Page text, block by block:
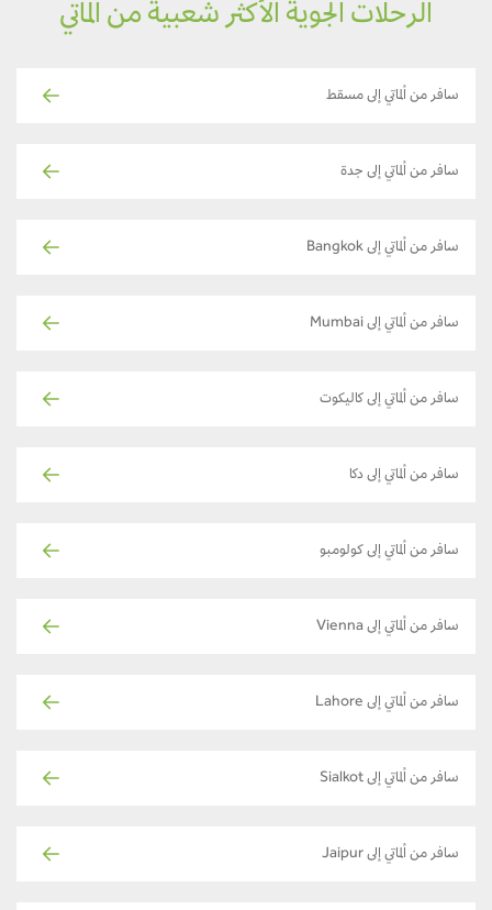
الرحلات الجوية الأكثر شعبية من ألماتي
سافر من ألماتي إلى مسقط
سافر من ألماتي إلى جدة
سافر من ألماتي إلى Bangkok
سافر من ألماتي إلى Mumbai
سافر من ألماتي إلى كاليكوت
سافر من ألماتي إلى دكا
سافر من ألماتي إلى كولومبو
سافر من ألماتي إلى Vienna
سافر من ألماتي إلى Lahore
سافر من ألماتي إلى Sialkot
سافر من ألماتي إلى Jaipur